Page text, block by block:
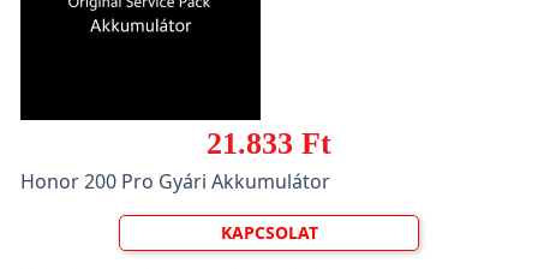
21.833 Ft
Honor 200 Pro Gyári Akkumulátor
KAPCSOLAT